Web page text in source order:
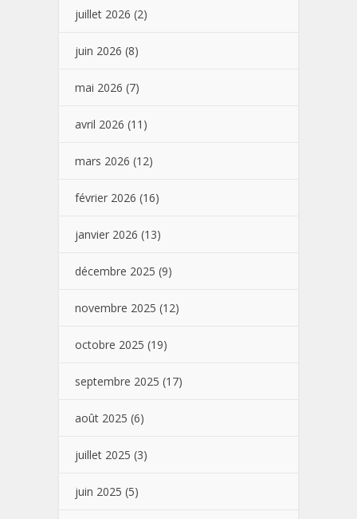
juillet 2026 (2)
juin 2026 (8)
mai 2026 (7)
avril 2026 (11)
mars 2026 (12)
février 2026 (16)
janvier 2026 (13)
décembre 2025 (9)
novembre 2025 (12)
octobre 2025 (19)
septembre 2025 (17)
août 2025 (6)
juillet 2025 (3)
juin 2025 (5)